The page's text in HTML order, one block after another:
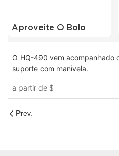
Aproveite O Bolo
O HQ-490 vem acompanhado
suporte com manivela.
a partir de $
Prev.